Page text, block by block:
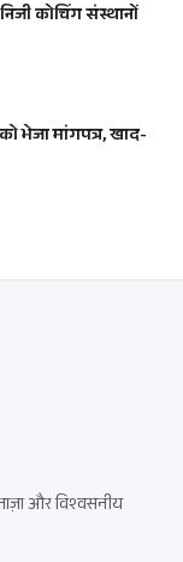
कोचिंग संस्थानों
भेजा मांगपत्र, खाद-
और विश्वसनीय